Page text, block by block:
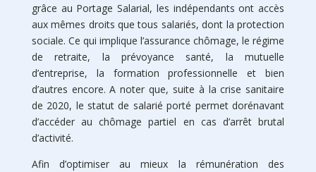
grâce au Portage Salarial, les indépendants ont accès
aux mêmes droits que tous salariés, dont la protection
sociale. Ce qui implique l’assurance chômage, le régime
de retraite, la prévoyance santé, la mutuelle
d’entreprise, la formation professionnelle et bien
d’autres encore. A noter que, suite à la crise sanitaire
de 2020, le statut de salarié porté permet dorénavant
d’accéder au chômage partiel en cas d’arrêt brutal
d’activité.
Afin d’optimiser au mieux la rémunération des